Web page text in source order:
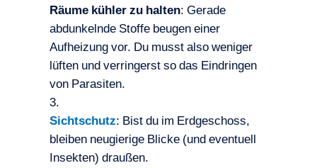
Räume kühler zu halten: Gerade
abdunkelnde Stoffe beugen einer
Aufheizung vor. Du musst also weniger
lüften und verringerst so das Eindringen
von Parasiten.
Sichtschutz: Bist du im Erdgeschoss,
bleiben neugierige Blicke (und eventuell
Insekten) draußen.